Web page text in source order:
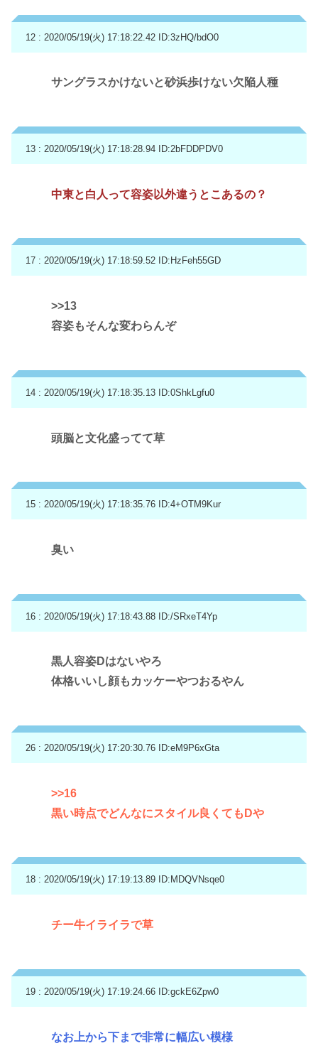
12 : 2020/05/19(火) 17:18:22.42 ID:3zHQ/bdO0
サングラスかけないと砂浜歩けない欠陥人種
13 : 2020/05/19(火) 17:18:28.94 ID:2bFDDPDV0
中東と白人って容姿以外違うとこあるの？
17 : 2020/05/19(火) 17:18:59.52 ID:HzFeh55GD
>>13
容姿もそんな変わらんぞ
14 : 2020/05/19(火) 17:18:35.13 ID:0ShkLgfu0
頭脳と文化盛ってて草
15 : 2020/05/19(火) 17:18:35.76 ID:4+OTM9Kur
臭い
16 : 2020/05/19(火) 17:18:43.88 ID:/SRxeT4Yp
黒人容姿Dはないやろ
体格いいし顔もカッケーやつおるやん
26 : 2020/05/19(火) 17:20:30.76 ID:eM9P6xGta
>>16
黒い時点でどんなにスタイル良くてもDや
18 : 2020/05/19(火) 17:19:13.89 ID:MDQVNsqe0
チー牛イライラで草
19 : 2020/05/19(火) 17:19:24.66 ID:gckE6Zpw0
なお上から下まで非常に幅広い模様